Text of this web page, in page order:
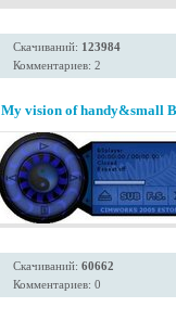
Скачиваний: 123984
Комментариев: 2
My vision of handy&small
Скачиваний: 60662
Комментариев: 0